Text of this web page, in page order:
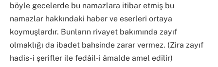
böyle gecelerde bu namazlara itibar etmiş bu
namazlar hakkındaki haber ve eserleri ortaya
koymuşlardır. Bunların rivayet bakımında zayıf
olmaklığı da ibadet bahsinde zarar vermez. (Zira zayıf
hadis-i şerifler ile fedâil-i âmalde amel edilir)